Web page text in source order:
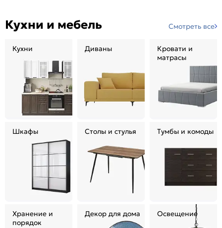
Кухни и мебель Смотреть все
Кухни Диваны
Кровати и
матрасы
Шкафы Столы и стулья Тумбы и комоды
Хранение и
порядок
Декор для дома Освещение